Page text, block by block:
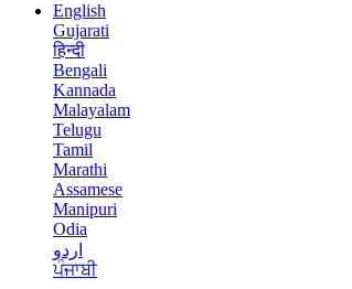
English
Gujarati
हिन्दी
Bengali
Kannada
Malayalam
Telugu
Tamil
Marathi
Assamese
Manipuri
Odia
اردو
ਪੰਜਾਬੀ